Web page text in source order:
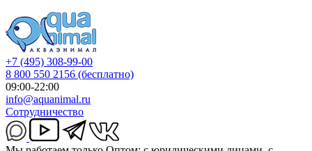
+7 (495) 308-99-00
8 800 550 2156 (бесплатно)
09:00-22:00
info@aquanimal.ru
Сотрудничество